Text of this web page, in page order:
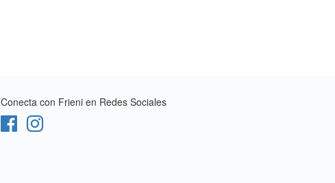
Conecta con Frieni en Redes Sociales